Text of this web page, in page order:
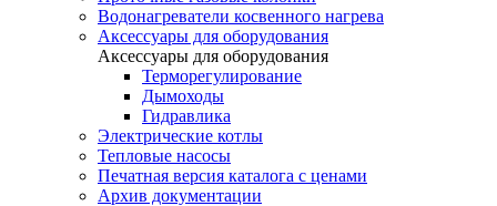
Водонагреватели косвенного нагрева
Аксессуары для оборудования
Аксессуары для оборудования
Терморегулирование
Дымоходы
Гидравлика
Электрические котлы
Тепловые насосы
Печатная версия каталога с ценами
Архив документации